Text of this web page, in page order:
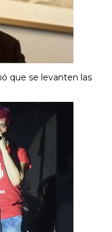
que se levanten las